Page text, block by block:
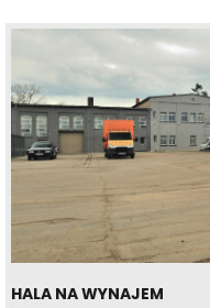
HALA NA WYNAJEM